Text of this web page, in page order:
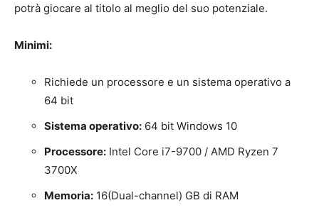
potrà giocare al titolo al meglio del suo potenziale.
Minimi:
Richiede un processore e un sistema operativo a
64 bit
Sistema operativo: 64 bit Windows 10
Processore: Intel Core i7-9700 / AMD Ryzen 7
3700X
Memoria: 16(Dual-channel) GB di RAM